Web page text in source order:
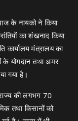
के नायको ने किया
का शंखनाद किया
कार्यालय मंत्रालय का
के योगदान तथा अमर
गया है।
राज्य की लगभग 70
तथा किसानों को